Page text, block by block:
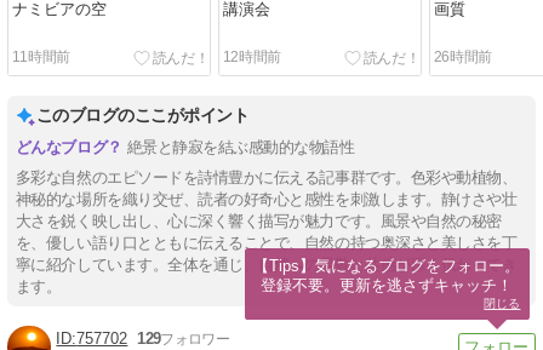
ナミビアの空
11時間前
講演会
12時間前
画質
26時間前
このブログのここがポイント
絶景と静寂を結ぶ感動的な物語性
多彩な自然のエピソードを詩情豊かに伝える記事群です。色彩や動植物、
神秘的な場所を織り交ぜ、読者の好奇心と感性を刺激します。静けさや壮
大さを鋭く映し出し、心に深く響く描写が魅力です。風景や自然の秘密
を、優しい語り口とともに伝えることで、自然の持つ奥深さと美しさを丁
寧に紹介しています。全体を通じ、自然への畏敬と共感が深く伝わってき
ます。
757702 129
【Tips】気になるブログをフォロー。
登録不要。更新を逃さずキャッチ！
閉じる